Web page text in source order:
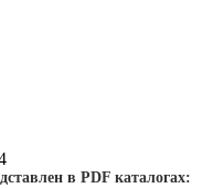
в PDF каталогах: